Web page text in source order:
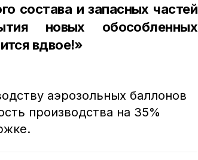
состава и запасных частей
новых обособленных
вдвое!»
аэрозольных баллонов
производства на 35%